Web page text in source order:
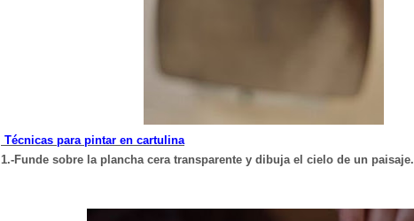
Técnicas para pintar en cartulina
1.-Funde sobre la plancha cera transparente y dibuja el cielo de un paisaje.